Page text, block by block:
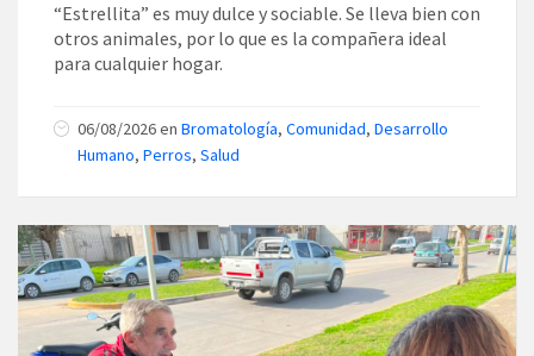
“Estrellita” es muy dulce y sociable. Se lleva bien con
otros animales, por lo que es la compañera ideal
para cualquier hogar.
06/08/2026en Bromatología, Comunidad, Desarrollo
Humano, Perros, Salud